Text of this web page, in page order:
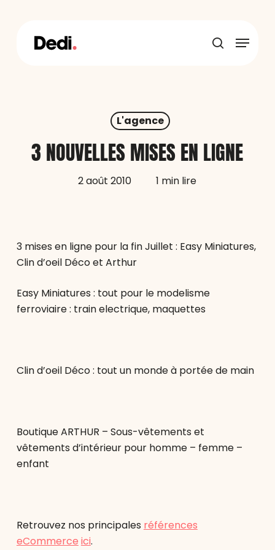
recherche
Menu
L'agence
3 NOUVELLES MISES EN LIGNE
2 août 2010 1 min lire
3 mises en ligne pour la fin Juillet : Easy Miniatures,
Clin d’oeil Déco et Arthur
Easy Miniatures : tout pour le modelisme
ferroviaire : train electrique, maquettes
Clin d’oeil Déco : tout un monde à portée de main
Boutique ARTHUR – Sous-vêtements et
vêtements d’intérieur pour homme – femme –
enfant
Retrouvez nos principales références
eCommerce ici.